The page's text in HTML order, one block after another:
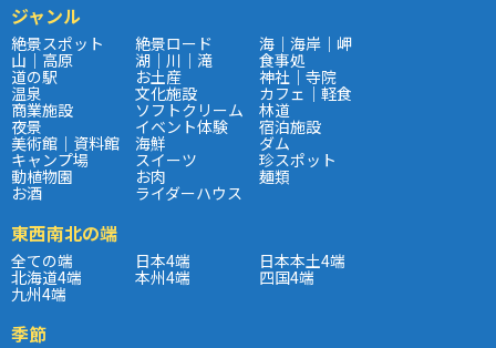
ジャンル
絶景スポット 絶景ロード 海｜海岸｜岬
山｜高原 湖｜川｜滝 食事処
道の駅 お土産 神社｜寺院
温泉 文化施設 カフェ｜軽食
商業施設 ソフトクリーム 林道
夜景 イベント体験 宿泊施設
美術館｜資料館 海鮮 ダム
キャンプ場 スイーツ 珍スポット
動植物園 お肉 麺類
お酒 ライダーハウス
東西南北の端
全ての端 日本4端 日本本土4端
北海道4端 本州4端 四国4端
九州4端
季節